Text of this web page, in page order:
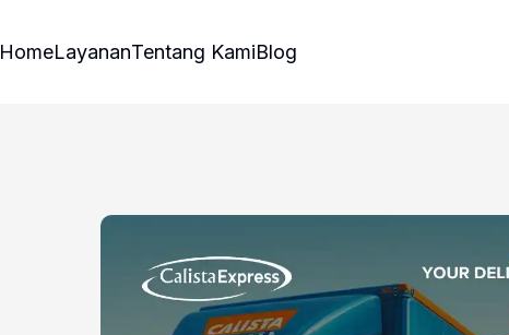
HomeLayananTentang KamiBlog